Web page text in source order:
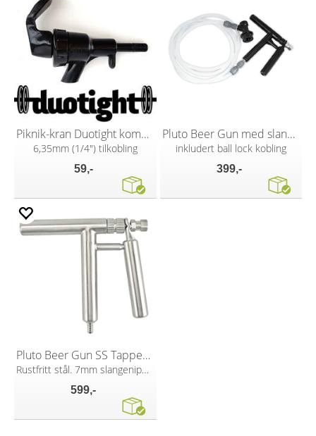
Piknik-kran Duotight kompatibel
6,35mm (1/4") tilkobling
59,-
Pluto Beer Gun med slangesett
inkludert ball lock kobling
399,-
Pluto Beer Gun SS Tappepistol
Rustfritt stål. 7mm slangenippel
599,-